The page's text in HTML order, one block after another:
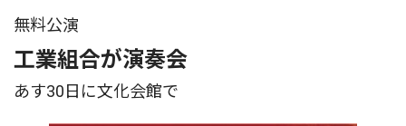
無料公演
工業組合が演奏会
あす30日に文化会館で